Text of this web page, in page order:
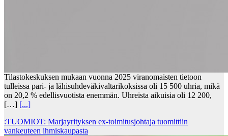
Tilastokeskuksen mukaan vuonna 2025 viranomaisten tietoon
tulleissa pari- ja lähisuhdeväkivaltarikoksissa oli 15 500 uhria, mikä
on 20,2 % edellisvuotista enemmän. Uhreista aikuisia oli 12 200,
[…] [...]
:TUOMIOT: Marjayrityksen ex-toimitusjohtaja tuomittiin
vankeuteen ihmiskaupasta